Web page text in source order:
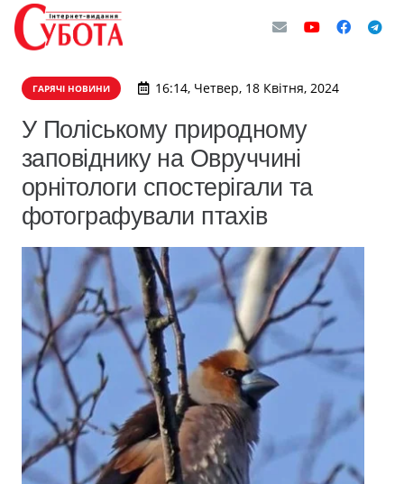
ГАРЯЧІ НОВИНИ 16:14, Четвер, 18 Квітня, 2024
У Поліському природному
заповіднику на Овруччині
орнітологи спостерігали та
фотографували птахів